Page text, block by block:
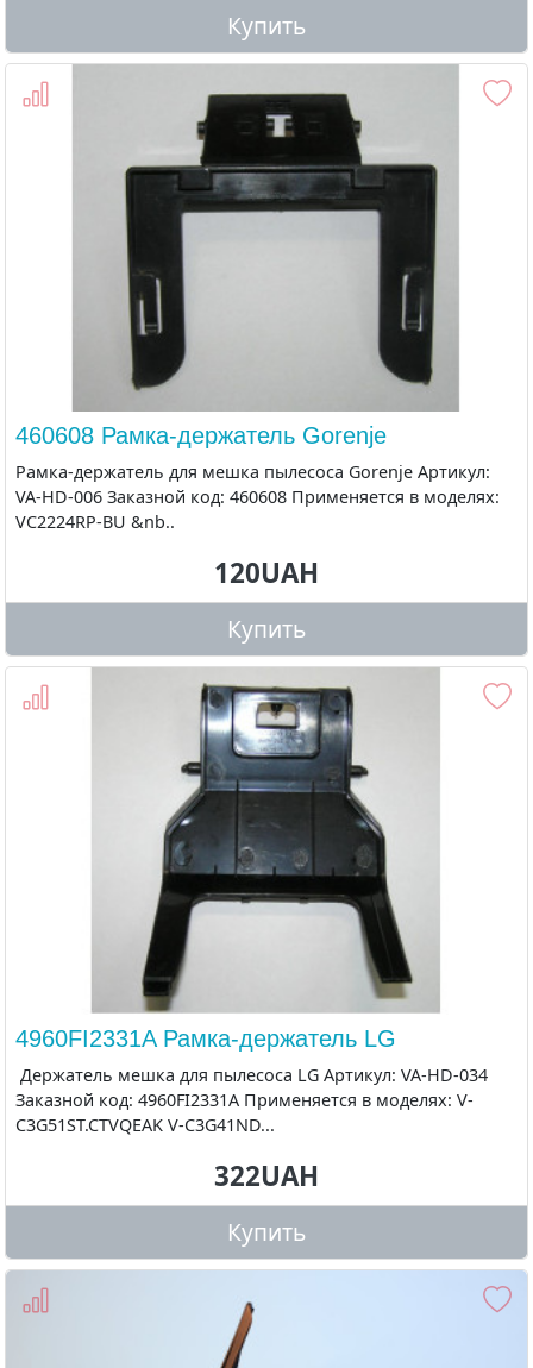
Купить
460608 Рамка-держатель Gorenje
Рамка-держатель для мешка пылесоса Gorenje Артикул:
VA-HD-006 Заказной код: 460608 Применяется в моделях:
VC2224RP-BU &nb..
120UAH
Купить
4960FI2331A Рамка-держатель LG
Держатель мешка для пылесоса LG Артикул: VA-HD-034
Заказной код: 4960FI2331A Применяется в моделях: V-
C3G51ST.CTVQEAK V-C3G41ND...
322UAH
Купить